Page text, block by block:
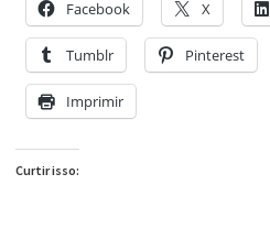
Facebook X
Tumblr Pinterest
Imprimir
Curtir isso: